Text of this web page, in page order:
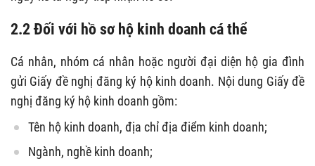
2.2 Đối với hồ sơ hộ kinh doanh cá thể
Cá nhân, nhóm cá nhân hoặc người đại diện hộ gia đình
gửi Giấy đề nghị đăng ký hộ kinh doanh. Nội dung Giấy đề
nghị đăng ký hộ kinh doanh gồm:
Tên hộ kinh doanh, địa chỉ địa điểm kinh doanh;
Ngành, nghề kinh doanh;